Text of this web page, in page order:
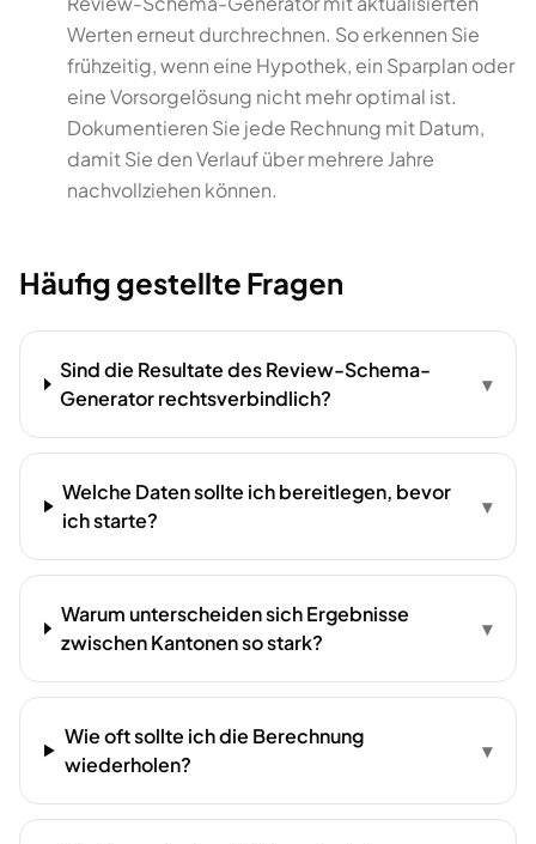
Werten erneut durchrechnen. So erkennen Sie
frühzeitig, wenn eine Hypothek, ein Sparplan oder
eine Vorsorgelösung nicht mehr optimal ist.
Dokumentieren Sie jede Rechnung mit Datum,
damit Sie den Verlauf über mehrere Jahre
nachvollziehen können.
Häufig gestellte Fragen
Sind die Resultate des Review-Schema-
Generator rechtsverbindlich?
▾
Welche Daten sollte ich bereitlegen, bevor
ich starte?
▾
Warum unterscheiden sich Ergebnisse
zwischen Kantonen so stark?
▾
Wie oft sollte ich die Berechnung
wiederholen?
▾